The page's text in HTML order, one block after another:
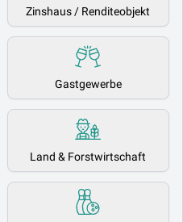
Zinshaus / Renditeobjekt
Gastgewerbe
Land & Forstwirtschaft